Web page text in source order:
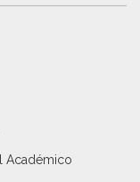
Académico